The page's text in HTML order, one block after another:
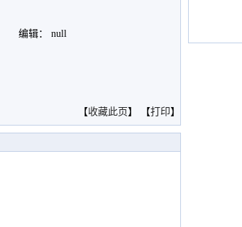
编辑： null
【收藏此页 】 【打印】